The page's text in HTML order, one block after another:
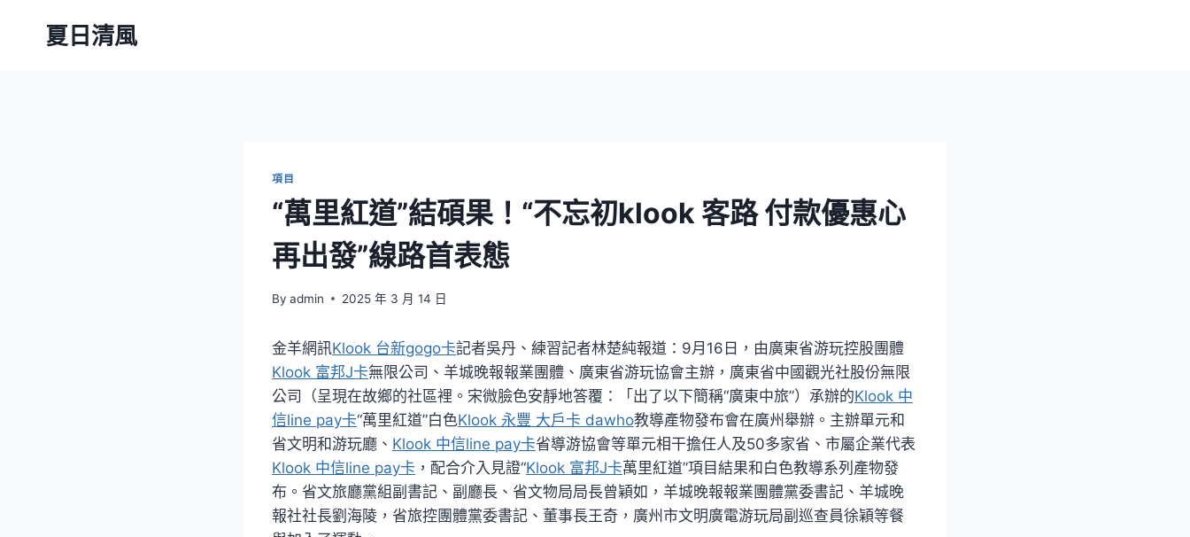
夏日清風
項目
“萬里紅道”結碩果！“不忘初klook 客路 付款優惠心
再出發”線路首表態
By admin 2025 年 3 月 14 日
金羊網訊Klook 台新gogo卡記者吳丹、練習記者林楚純報道：9月16日，由廣東省游玩控股團體
Klook 富邦J卡無限公司、羊城晚報報業團體、廣東省游玩協會主辦，廣東省中國觀光社股份無限
公司（呈現在故鄉的社區裡。宋微臉色安靜地答覆：「出了以下簡稱“廣東中旅”）承辦的Klook 中
信line pay卡“萬里紅道”白色Klook 永豐 大戶卡 dawho教導產物發布會在廣州舉辦。主辦單元和
省文明和游玩廳、 Klook 中信line pay卡省導游協會等單元相干擔任人及50多家省、市屬企業代表
Klook 中信line pay卡 ，配合介入見證“Klook 富邦J卡萬里紅道”項目結果和白色教導系列產物發
布。省文旅廳黨組副書記、副廳長、省文物局局長曾穎如，羊城晚報報業團體黨委書記、羊城晚
報社社長劉海陵，省旅控團體黨委書記、董事長王奇，廣州市文明廣電游玩局副巡查員徐穎等餐